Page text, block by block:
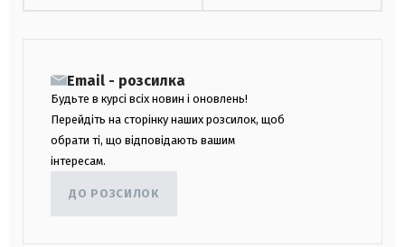
Email - розсилка
Будьте в курсі всіх новин і оновлень!
Перейдіть на сторінку наших розсилок, щоб
обрати ті, що відповідають вашим
інтересам.
ДО РОЗСИЛОК